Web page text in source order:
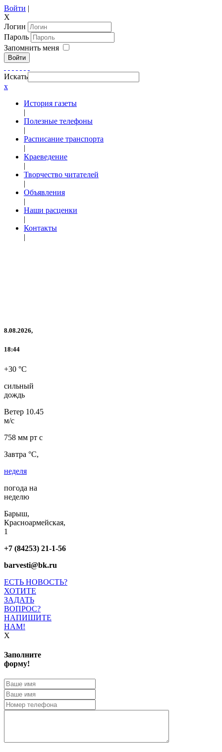
Войти |
X
Логин
Пароль
Запомнить меня
Войти
Искать
x
История газеты
|
Полезные телефоны
|
Расписание транспорта
|
Краеведение
|
Творчество читателей
|
Объявления
|
Наши расценки
|
Контакты
|
8.08.2026,
18:44
+30 °C
сильный
дождь
Ветер 10.45
м/с
758 мм рт с
Завтра °C,
неделя
погода на
неделю
Барыш,
Красноармейская,
1
+7 (84253) 21-1-56
barvesti@bk.ru
ЕСТЬ НОВОСТЬ?
ХОТИТЕ
ЗАДАТЬ
ВОПРОС?
НАПИШИТЕ
НАМ!
X
Заполните
форму!